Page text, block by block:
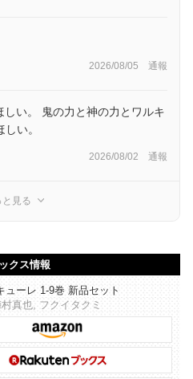
2026/08/05 通報
しい。 鬼の力と神の力とワルキ
い。
2026/08/02 通報
と見る
クス情報
ューレ 1-9巻 新品セット
真也, フクイタクミ